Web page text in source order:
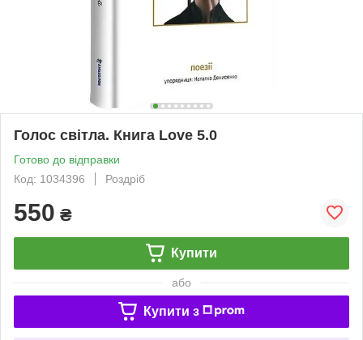
Голос світла. Книга Love 5.0
Готово до відправки
Код: 1034396
Роздріб
550 ₴
Купити
або
Купити з